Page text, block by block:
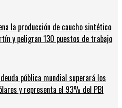
la producción de caucho sintético
y peligran 130 puestos de trabajo
pública mundial superará los
y representa el 93% del PBI